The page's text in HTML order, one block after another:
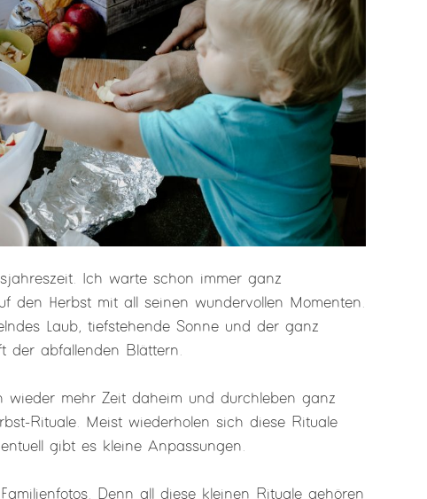
Ich warte schon immer ganz
den Herbst mit all seinen wundervollen Momenten.
Laub, tiefstehende Sonne und der ganz
der abfallenden Blättern.
wieder mehr Zeit daheim und durchleben ganz
Rituale. Meist wiederholen sich diese Rituale
gibt es kleine Anpassungen.
Denn all diese kleinen Rituale gehören